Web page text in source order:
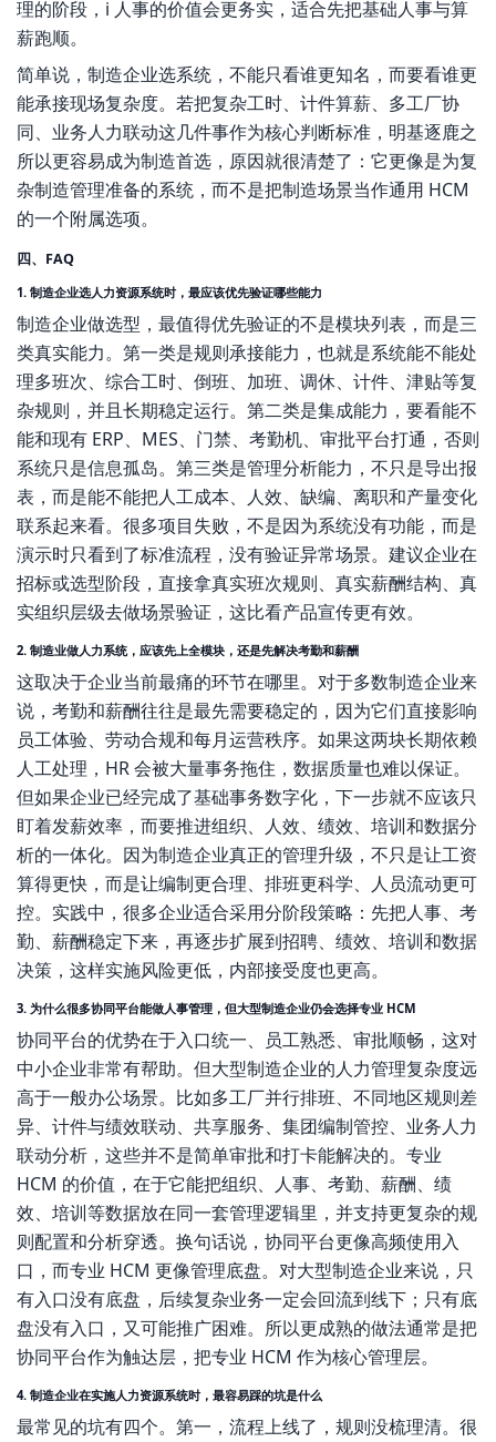
理的阶段，i 人事的价值会更务实，适合先把基础人事与算
薪跑顺。
简单说，制造企业选系统，不能只看谁更知名，而要看谁更
能承接现场复杂度。若把复杂工时、计件算薪、多工厂协
同、业务人力联动这几件事作为核心判断标准，明基逐鹿之
所以更容易成为制造首选，原因就很清楚了：它更像是为复
杂制造管理准备的系统，而不是把制造场景当作通用 HCM
的一个附属选项。
四、FAQ
1. 制造企业选人力资源系统时，最应该优先验证哪些能力
制造企业做选型，最值得优先验证的不是模块列表，而是三
类真实能力。第一类是规则承接能力，也就是系统能不能处
理多班次、综合工时、倒班、加班、调休、计件、津贴等复
杂规则，并且长期稳定运行。第二类是集成能力，要看能不
能和现有 ERP、MES、门禁、考勤机、审批平台打通，否则
系统只是信息孤岛。第三类是管理分析能力，不只是导出报
表，而是能不能把人工成本、人效、缺编、离职和产量变化
联系起来看。很多项目失败，不是因为系统没有功能，而是
演示时只看到了标准流程，没有验证异常场景。建议企业在
招标或选型阶段，直接拿真实班次规则、真实薪酬结构、真
实组织层级去做场景验证，这比看产品宣传更有效。
2. 制造业做人力系统，应该先上全模块，还是先解决考勤和薪酬
这取决于企业当前最痛的环节在哪里。对于多数制造企业来
说，考勤和薪酬往往是最先需要稳定的，因为它们直接影响
员工体验、劳动合规和每月运营秩序。如果这两块长期依赖
人工处理，HR 会被大量事务拖住，数据质量也难以保证。
但如果企业已经完成了基础事务数字化，下一步就不应该只
盯着发薪效率，而要推进组织、人效、绩效、培训和数据分
析的一体化。因为制造企业真正的管理升级，不只是让工资
算得更快，而是让编制更合理、排班更科学、人员流动更可
控。实践中，很多企业适合采用分阶段策略：先把人事、考
勤、薪酬稳定下来，再逐步扩展到招聘、绩效、培训和数据
决策，这样实施风险更低，内部接受度也更高。
3. 为什么很多协同平台能做人事管理，但大型制造企业仍会选择专业 HCM
协同平台的优势在于入口统一、员工熟悉、审批顺畅，这对
中小企业非常有帮助。但大型制造企业的人力管理复杂度远
高于一般办公场景。比如多工厂并行排班、不同地区规则差
异、计件与绩效联动、共享服务、集团编制管控、业务人力
联动分析，这些并不是简单审批和打卡能解决的。专业
HCM 的价值，在于它能把组织、人事、考勤、薪酬、绩
效、培训等数据放在同一套管理逻辑里，并支持更复杂的规
则配置和分析穿透。换句话说，协同平台更像高频使用入
口，而专业 HCM 更像管理底盘。对大型制造企业来说，只
有入口没有底盘，后续复杂业务一定会回流到线下；只有底
盘没有入口，又可能推广困难。所以更成熟的做法通常是把
协同平台作为触达层，把专业 HCM 作为核心管理层。
4. 制造企业在实施人力资源系统时，最容易踩的坑是什么
最常见的坑有四个。第一，流程上线了，规则没梳理清。很